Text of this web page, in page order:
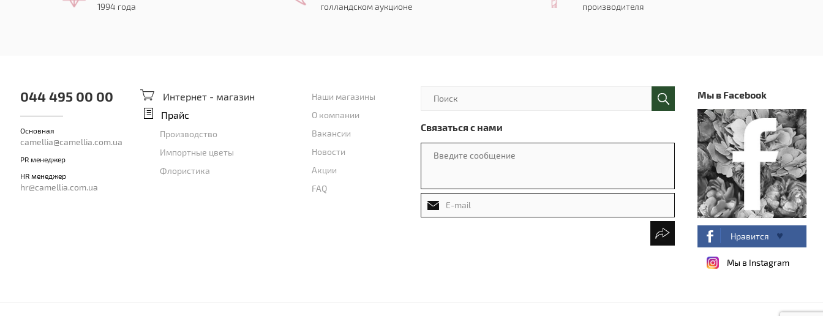
1994 года
голландском аукционе
производителя
044 495 00 00
Основная
camellia@camellia.com.ua
PR менеджер
HR менеджер
hr@camellia.com.ua
Интернет - магазин
Прайс
Производство
Импортные цветы
Флористика
Наши магазины
О компании
Вакансии
Новости
Акции
FAQ
Связаться с нами
Мы в Facebook
Нравится
Мы в Instagram